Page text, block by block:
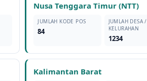
Nusa Tenggara Timur (NTT)
JUMLAH KODE POS
84
JUMLAH DESA /
KELURAHAN
1234
Kalimantan Barat